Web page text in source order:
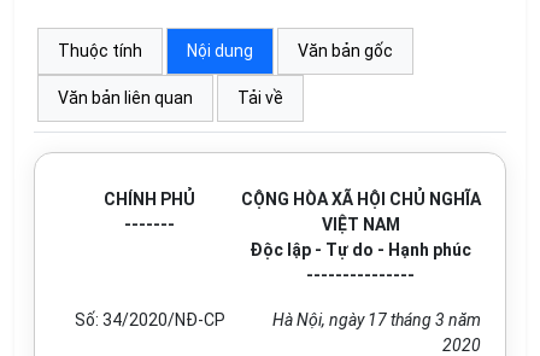
Thuộc tính Nội dung Văn bản gốc
Văn bản liên quan Tải về
CHÍNH PHỦ
-------
CỘNG HÒA XÃ HỘI CHỦ NGHĨA
VIỆT NAM
Độc lập - Tự do - Hạnh phúc
---------------
Số: 34/2020/NĐ-CP
Hà Nội, ngày 17 tháng 3 năm
2020